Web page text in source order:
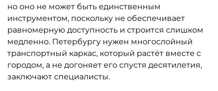
но оно не может быть единственным
инструментом, поскольку не обеспечивает
равномерную доступность и строится слишком
медленно. Петербургу нужен многослойный
транспортный каркас, который растёт вместе с
городом, а не догоняет его спустя десятилетия,
заключают специалисты.